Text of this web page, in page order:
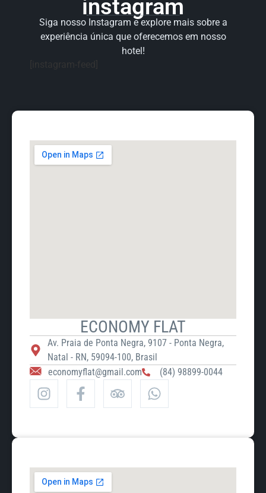
instagram
Siga nosso Instagram e explore mais sobre a
experiência única que oferecemos em nosso
hotel!
ECONOMY FLAT
Av. Praia de Ponta Negra, 9107 - Ponta Negra,
Natal - RN, 59094-100, Brasil
economyflat@gmail.com
(84) 98899-0044